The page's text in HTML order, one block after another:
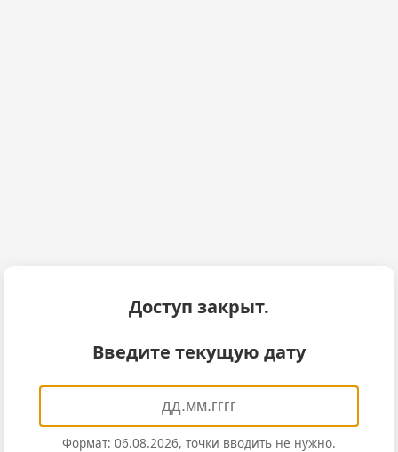
Доступ закрыт.
Введите текущую дату
Формат: 06.08.2026, точки вводить не нужно.